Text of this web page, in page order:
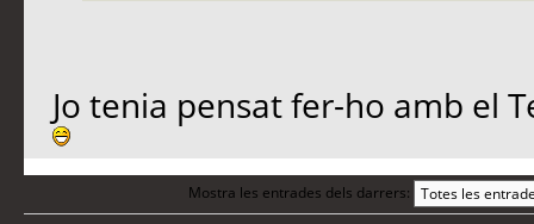
Jo tenia pensat fer-ho amb el
Mostra les entrades dels darrers: